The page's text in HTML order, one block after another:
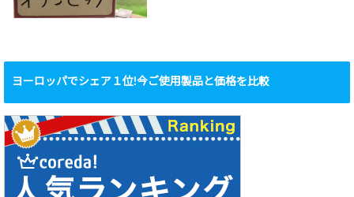
ヨーロッパでシェア１位!今ご使用製品と価格を比較